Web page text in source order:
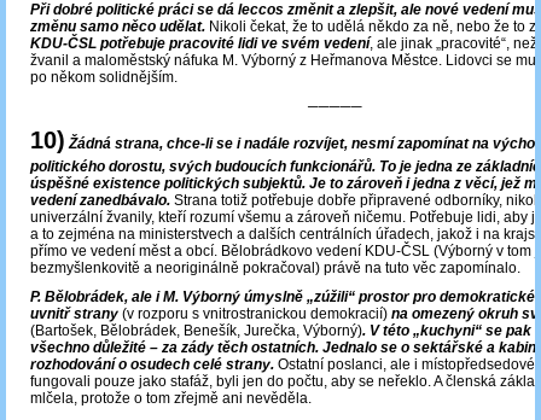
Při dobré politické práci se dá leccos změnit a zlepšit, ale nové vedení
změnu samo něco udělat. Nikoli čekat, že to udělá někdo za ně, nebo že to
KDU-ČSL potřebuje pracovité lidi ve svém vedení, ale jinak „pracovité“,
žvanil a maloměstský náfuka M. Výborný z Heřmanova Městce. Lidovci se
po někom solidnějším.
─────
10) Žádná strana, chce-li se i nadále rozvíjet, nesmí zapomínat na
politického dorostu, svých budoucích funkcionářů. To je jedna ze
úspěšné existence politických subjektů. Je to zároveň i jedna z věcí, jež
vedení zanedbávalo. Strana totiž potřebuje dobře připravené odborníky,
univerzální žvanily, kteří rozumí všemu a zároveň ničemu. Potřebuje lidi, aby
a to zejména na ministerstvech a dalších centrálních úřadech, jakož i na
přímo ve vedení měst a obcí. Bělobrádkovo vedení KDU-ČSL (Výborný v tom
bezmyšlenkovitě a neoriginálně pokračoval) právě na tuto věc zapomínalo.
P. Bělobrádek, ale i M. Výborný úmyslně „zúžili“ prostor pro demokratické
uvnitř strany (v rozporu s vnitrostranickou demokracií) na omezený okruh
(Bartošek, Bělobrádek, Benešík, Jurečka, Výborný). V této „kuchyni“ se pak
všechno důležité – za zády těch ostatních. Jednalo se o sektářské a
rozhodování o osudech celé strany. Ostatní poslanci, ale i místopředsedové
fungovali pouze jako stafáž, byli jen do počtu, aby se neřeklo. A členská
mlčela, protože o tom zřejmě ani nevěděla.